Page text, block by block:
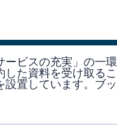
ービスの充実」の一環
た資料を受け取るこ
設置しています。ブッ